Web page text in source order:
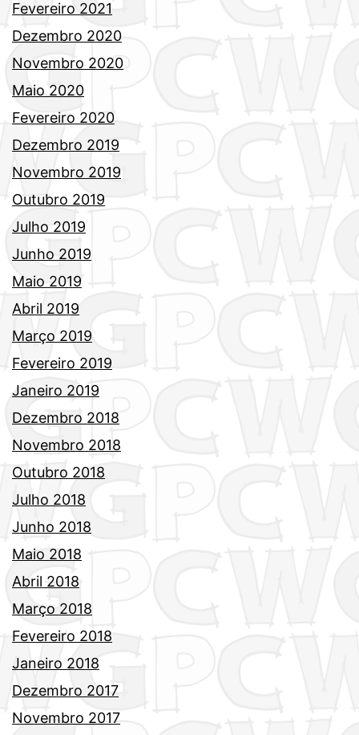
Fevereiro 2021
Dezembro 2020
Novembro 2020
Maio 2020
Fevereiro 2020
Dezembro 2019
Novembro 2019
Outubro 2019
Julho 2019
Junho 2019
Maio 2019
Abril 2019
Março 2019
Fevereiro 2019
Janeiro 2019
Dezembro 2018
Novembro 2018
Outubro 2018
Julho 2018
Junho 2018
Maio 2018
Abril 2018
Março 2018
Fevereiro 2018
Janeiro 2018
Dezembro 2017
Novembro 2017